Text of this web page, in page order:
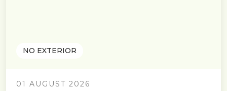
NO EXTERIOR
01 AUGUST 2026